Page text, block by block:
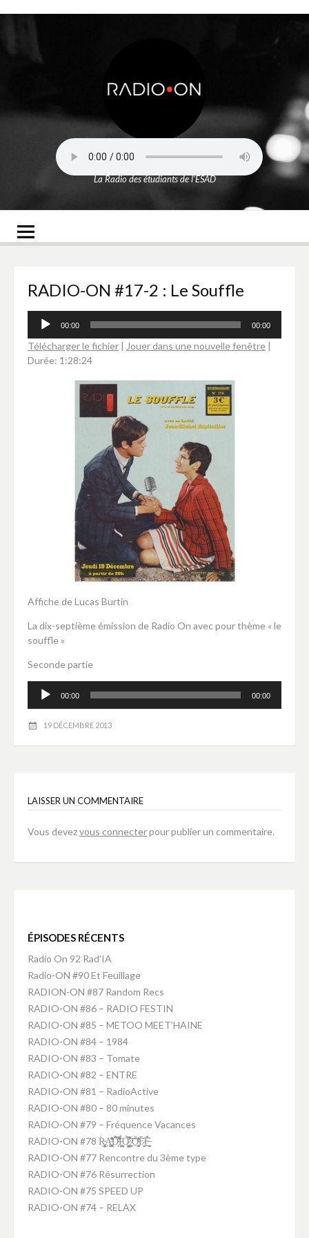
Radio-On
La Radio des étudiants de l'ESAD
RADIO-ON #17-2 : Le Souffle
Lecteur
audio
00:00 00:00
Télécharger le fichier | Jouer dans une nouvelle fenêtre |
Durée: 1:28:24
Affiche de Lucas Burtin
La dix-septième émission de Radio On avec pour thème « le
souffle »
Seconde partie
Lecteur
audio
00:00 00:00
19 DÉCEMBRE 2013
LAISSER UN COMMENTAIRE
Vous devezvous connecterpour publier un commentaire.
ÉPISODES RÉCENTS
Radio On 92 Rad’IA
Radio-ON #90 Et Feuillage
RADION-ON #87 Random Recs
RADIO-ON #86 – RADIO FESTIN
RADIO-ON #85 – METOO MEET’HAINE
RADIO-ON #84 – 1984
RADIO-ON #83 – Tomate
RADIO-ON #82 – ENTRE
RADIO-ON #81 – RadioActive
RADIO-ON #80 – 80 minutes
RADIO-ON #79 – Fréquence Vacances
RADIO-ON #78 R̴͕̭͈͎̥̹̦̀͜A̵̛͚̤̝̥̥͉̘̜͇͒̽͋̑ͅD̵̛͕̗̑̈́̂͑̿́̕Ḯ̵̪̘͕̪͙̘̤̋Ó̷̧̺̙̮͚̫͛̃̀̊̿̚ ̸̼̻͝O̴̭̱͔̖̩̫͈͍̜͊́̓̇͛F̷̞̭̟̖̘̀̒̄F̶̤̠̻̫̲̲̮̗̣̓̈́̌
RADIO-ON #77 Rencontre du 3ème type
RADIO-ON #76 Résurrection
RADIO-ON #75 SPEED UP
RADIO-ON #74 – RELAX